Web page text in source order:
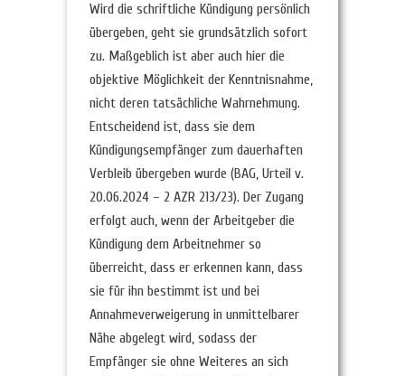
Wird die schriftliche Kündigung persönlich
übergeben, geht sie grundsätzlich sofort
zu. Maßgeblich ist aber auch hier die
objektive Möglichkeit der Kenntnisnahme,
nicht deren tatsächliche Wahrnehmung.
Entscheidend ist, dass sie dem
Kündigungsempfänger zum dauerhaften
Verbleib übergeben wurde (BAG, Urteil v.
20.06.2024 – 2 AZR 213/23). Der Zugang
erfolgt auch, wenn der Arbeitgeber die
Kündigung dem Arbeitnehmer so
überreicht, dass er erkennen kann, dass
sie für ihn bestimmt ist und bei
Annahmeverweigerung in unmittelbarer
Nähe abgelegt wird, sodass der
Empfänger sie ohne Weiteres an sich